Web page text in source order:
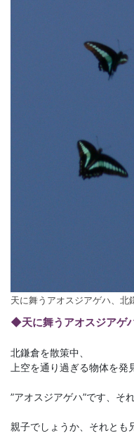
天に舞うアオスジアゲハ、北
◆天に舞うアオスジアゲ
北鎌倉を散策中、
上空を通り過ぎる物体を発
”アオスジアゲハ”です、そ
親子でしょうか、それとも